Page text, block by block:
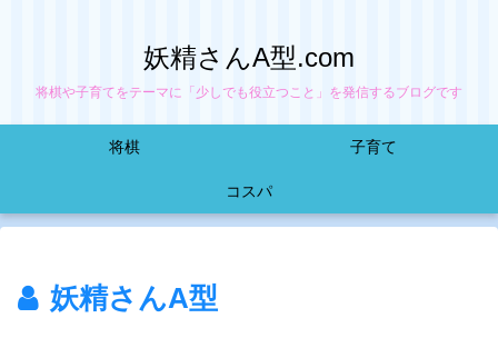
妖精さんA型.com
将棋や子育てをテーマに「少しでも役立つこと」を発信するブログです
将棋 子育て
コスパ
妖精さんA型